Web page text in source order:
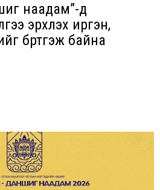
наадам”-д
эрхлэх иргэн,
бүртгэж байна